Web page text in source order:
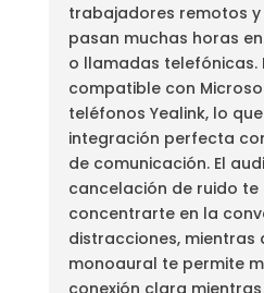
trabajadores remotos
pasan muchas horas
o llamadas telefónicas.
compatible con
teléfonos Yealink, lo
integración perfecta
de comunicación. El
cancelación de ruido te
concentrarte en la
distracciones, mientras
monoaural te permite
conexión clara